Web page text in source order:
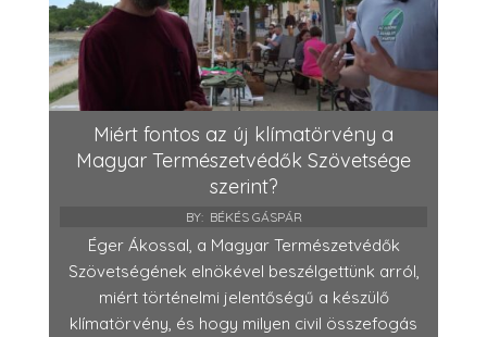
Miért fontos az új klímatörvény a
Magyar Természetvédők Szövetsége
szerint?
BY: BÉKÉS GÁSPÁR
Éger Ákossal, a Magyar Természetvédők
Szövetségének elnökével beszélgettünk arról,
miért történelmi jelentőségű a készülő
klímatörvény, és hogy milyen civil összefogás